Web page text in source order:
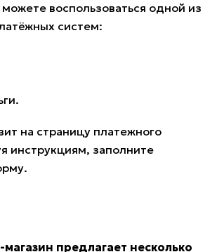
воспользоваться одной из
систем:
на страницу платежного
инструкциям, заполните
предлагает несколько